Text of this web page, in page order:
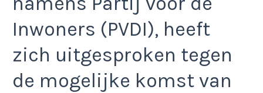
Inwoners (PVDI), heeft
zich uitgesproken tegen
de mogelijke komst van